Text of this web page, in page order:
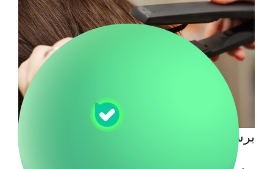
برس حرارتی جیمی مدل GM-2972